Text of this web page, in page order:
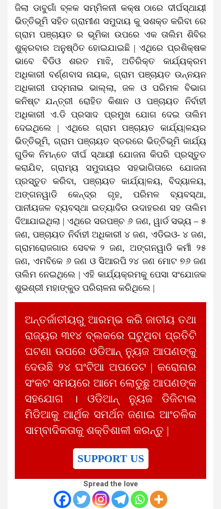
ଜିଲା ଡାବୁଗାଁ ବ୍ଳକ ସମ୍ମିଳନୀ କକ୍ଷ ଠାରେ ଦୀର୍ଘସ୍ଥାୟୀ
ଭିତ୍ତିଭୂମି ସହିତ ଗ୍ରାମୀଣ ସମୁଦାୟ କୁ ସଶକ୍ତ କରିବା ରେ
ଗ୍ରାମ ପଞ୍ଚାୟତ ର ଭୂମିକା ଉପରେ ଏକ ତାଲିମ ଶିବିର
ଶୁକ୍ରବାର ଅନୁଷ୍ଠିତ ହୋଇଯାଇଛି | ଏଥିରେ ପ୍ରଶିକ୍ଷକ
ଭାବେ ବିଡିଓ ଶରତ ମାଝି, ଅତିରିକ୍ତ କାର୍ଯ୍ୟକ୍ରମ
ଅଧିକାରୀ ବର୍ଣ୍ଣବାସ ନାୟକ, ଗ୍ରାମ ପଞ୍ଚାୟତ ଉନ୍ନୟନ
ଅଧିକାରୀ ପଦ୍ମନାଭ ଭାଲ୍ଲା, ଜଳ ଓ ପରିମଳ ବିଭାଗ
କନିଷ୍ଟ ଯନ୍ତ୍ରୀ ରୋହିତ କିଶାନ ଓ ପଞ୍ଚାୟତ ନିର୍ବାହୀ
ଅଧିକାରୀ ଏ.ଡି ପ୍ରସାଦ ପ୍ରମୁଖ ଯୋଗ ଦେଇ ତାଲିମ
ଦେଇଥିଲେ | ଏଥିରେ ଗ୍ରାମ ପଞ୍ଚାୟତ କାର୍ଯ୍ୟ|ଳୟର
ଭିତ୍ତିଭୂମି, ଗ୍ରାମ ପଞ୍ଚାୟତ ସ୍ତରରେ ଭିତ୍ତିଭୂମି କାର୍ଯ୍ୟ
ଗୁଡିକ ନିମନ୍ତେ ଦୀର୍ଘ ସ୍ଥାୟୀ ଯୋଜନା କିପରି ପ୍ରସ୍ତୁତ
କରାଯିବ, ଗ୍ରାମ୍ୟ ସମୁଦାୟର ସହଭାଗିତାରେ ଯୋଜନା
ପ୍ରସ୍ତୁତ କରିବା, ପଞ୍ଚାୟତ କାର୍ଯ୍ୟ|ଳୟ, ବିଦ୍ୟାଳୟ,
ଅଙ୍ଗନୱାଡି କେନ୍ଦ୍ର ଗୃହ, ପରିମଳ ବ୍ୟବସ୍ଥା,
ପାନୀୟଜଳ ବ୍ୟବସ୍ଥା ଇତ୍ୟାଦିର ଉଦାହରଣ ସହ ତାଲିମ
ଦିଆଯାଇଥିଲା | ଏଥିରେ ସରପଞ୍ଚ ୬ ଜଣ, ୱାର୍ଡ ସଭ୍ୟ – ୫
ଜଣ, ପଞ୍ଚାୟତ ନିର୍ବାହୀ ଅଧିକାରୀ ୪ ଜଣ, ଏଡିଇଓ- ୪ ଜଣ,
ଗ୍ରାମରୋଜଗାର ସେବକ ୨ ଜଣ, ଅଙ୍ଗନୱାଡି କର୍ମୀ ୨୫
ଜଣ, ଏମବିକେ ୬ ଜଣ ଓ ସିଆରପି ୨୪ ଜଣ ମୋଟ ୭୬ ଜଣ
ତାଲିମ ନେଇଥିଲେ | ଏହି କାର୍ଯ୍ୟକ୍ରମକୁ ପେସା ସଂଯୋଜକ
ଶୁଭଶ୍ରୀ ମହାଙ୍କୁଡ ପରିଚାଳନା କରିଥିଲେ |
ଅନ୍ତର୍ଜାତୀୟରୁ ଆରମ୍ଭ କରି ଜାତୀୟ ତଥା
ରାଜ୍ୟର ୩୧୪ ବ୍ଲକରେ ଘଟୁଥିବା ପ୍ରତିଟି
ଘଟଣା ଉପରେ ଓଡିଆନ୍ ନ୍ୟୁଜ ଆପଣଙ୍କୁ
ଦେଉଛି ୨୪ ଘଂଟିଆ ଅପଡେଟ | କରୋନାର
ସଂକଟ ସମୟରେ ଆମେ ଲୋଡୁଛୁ ଆପଣଙ୍କ
ସହଯୋଗ । ଓଡିଆନ୍ ନ୍ୟୁଜ ଡିଜିଟାଲ
ମିଡିଆକୁ ଆର୍ଥିକ ସମର୍ଥନ ଜଣାଇ ଆଂଚଳିକ
ସାମ୍ବାଦିକତାକୁ ଶକ୍ତିଶାଳୀ କରନ୍ତୁ |
SUPPORT US
Spread the love